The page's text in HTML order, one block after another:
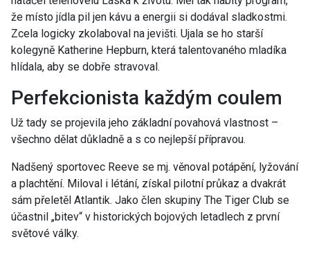
že místo jídla pil jen kávu a energii si dodával sladkostmi.
Zcela logicky zkolaboval na jevišti. Ujala se ho starší
kolegyně Katherine Hepburn, která talentovaného mladíka
hlídala, aby se dobře stravoval.
Perfekcionista každým coulem
Už tady se projevila jeho základní povahová vlastnost –
všechno dělat důkladně a s co nejlepší přípravou.
Nadšený sportovec Reeve se mj. věnoval potápění, lyžování
a plachtění. Miloval i létání, získal pilotní průkaz a dvakrát
sám přeletěl Atlantik. Jako člen skupiny The Tiger Club se
účastnil „bitev“ v historických bojových letadlech z první
světové války.